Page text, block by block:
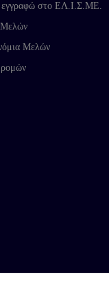
εγγραφώ στο ΕΛ.Ι.Σ.ΜΕ.
Μελών